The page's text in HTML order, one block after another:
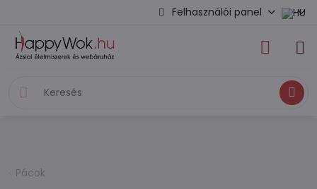
Felhasználói panel
Keresés
Pácok